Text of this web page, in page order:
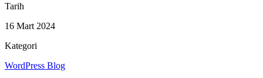
Tarih
16 Mart 2024
Kategori
WordPress Blog